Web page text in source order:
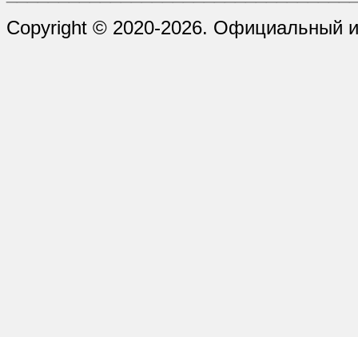
Copyright © 2020-2026. Официальный